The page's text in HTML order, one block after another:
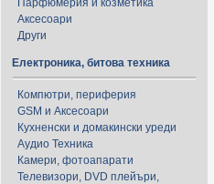
Парфюмерия и козметика
Аксесоари
Други
Електроника, битова техника
Компютри, периферия
GSM и Аксесоари
Кухненски и домакински уреди
Аудио Техника
Камери, фотоапарати
Телевизори, DVD плейъри,